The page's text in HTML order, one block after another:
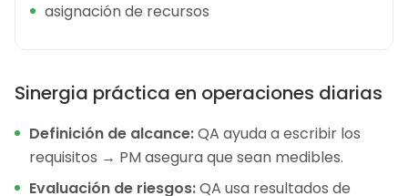
asignación de recursos
Sinergia práctica en operaciones diarias
Definición de alcance:QA ayuda a escribir los
requisitos → PM asegura que sean medibles.
Evaluación de riesgos:QA usa resultados de